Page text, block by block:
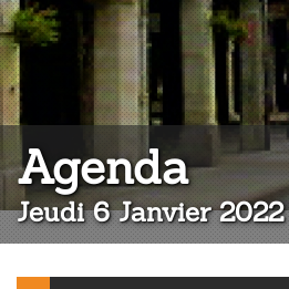
Agenda:
Jeudi 6 Janvier 2022